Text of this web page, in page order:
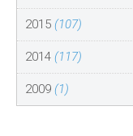
2015 (107)
2014 (117)
2009 (1)